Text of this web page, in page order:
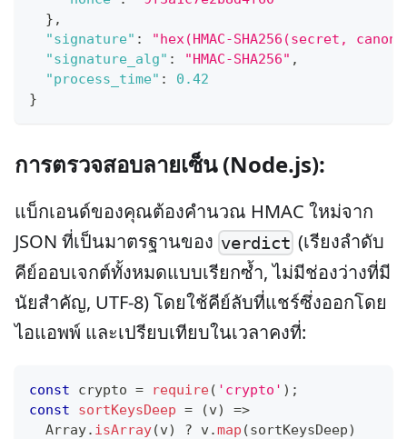
} ,
"signature" :
"hex(HMAC-SHA256(secret,
"signature_alg" : "HMAC-SHA256" ,
"process_time" :
0.42
}
การตรวจสอบลายเซ็น (Node.js):
แบ็กเอนด์ของคุณต้องคำนวณ HMAC ใหม่จาก
JSON ที่เป็นมาตรฐานของ verdict (เรียงลำดับ
คีย์ออบเจกต์ทั้งหมดแบบเรียกซ้ำ, ไม่มีช่องว่างที่มี
นัยสำคัญ, UTF-8) โดยใช้คีย์ลับที่แชร์ซึ่งออกโดย
ไอแอพพ์ และเปรียบเทียบในเวลาคงที่:
const crypto = require( 'crypto' ) ;
const
sortKeysDeep = (v)
=>
Array. isArray(v) ? v.map (sortKeysDeep)